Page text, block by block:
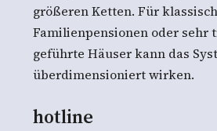
größeren Ketten. Für
Familienpensionen oder sehr
geführte Häuser kann das
überdimensioniert wirken.
hotline